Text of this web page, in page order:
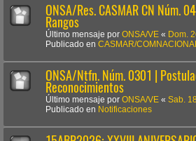
ONSA/Res. CASMAR CN Núm.
Rangos
Último mensaje por ONSA/VE « Dom.
Publicado en CASMAR/COMNACIONAL
ONSA/Ntfn. Núm. 0301 |
Reconocimientos
Último mensaje por ONSA/VE « Sab.
Publicado en Notificaciones